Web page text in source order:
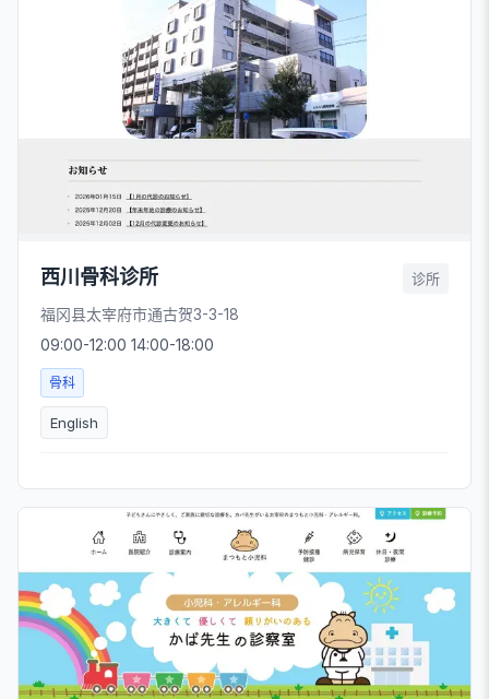
西川骨科诊所 诊所
福冈县太宰府市通古贺3-3-18
09:00-12:00 14:00-18:00
骨科
English